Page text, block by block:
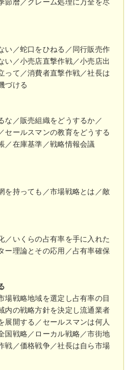
節暦／クレーム処理に万全を尽
い／蛇口をひねる／同行販売作
い／小売店直撃作戦／小売店出
って／消費者直撃作戦／社長は
づける
な／販売組織をどうするか／
セールスマンの教育をどうする
／在庫基準／戦略情報会議
を持っても／市場戦略とは／敵
／いくらの占有率を手に入れた
ー理論とその応用／占有率確保
場戦略地域を選定し占有率の目
内の戦略方針を決定し流通業者
展開する／セールスマンは何人
国戦略／ローカル戦略／市街地
戦／価格戦争／社長は自ら市場